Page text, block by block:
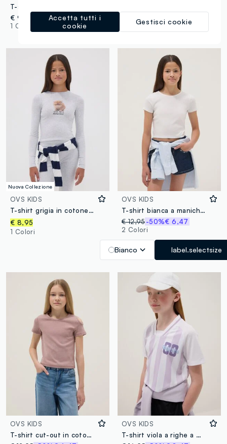
€ 9,95
1 Colori
€ 12,95
-50% € 6,47
1 Colori
Nuova Collezione
OVS KIDS
T-shirt grigia in cotone organico elasticizzato con collo a costine e stampa gatto
€ 8,95
1 Colori
OVS KIDS
T-shirt bianca a maniche corte in cotone elasticizzato da ragazza
€ 12,95 -50%€ 6,47
2 Colori
Bianco label.selectsize
OVS KIDS
T-shirt cut-out in cotone elasticizzato rosa da ragazza slim fit
OVS KIDS
T-shirt viola a righe a maniche corte loose fit
Gestisci cookie
Accetta tutti i
cookie